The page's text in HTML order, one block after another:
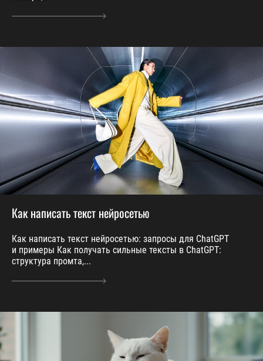
Как написать текст нейросетью
Как написать текст нейросетью: запросы для ChatGPT
и примеры Как получать сильные тексты в ChatGPT:
структура промта,...